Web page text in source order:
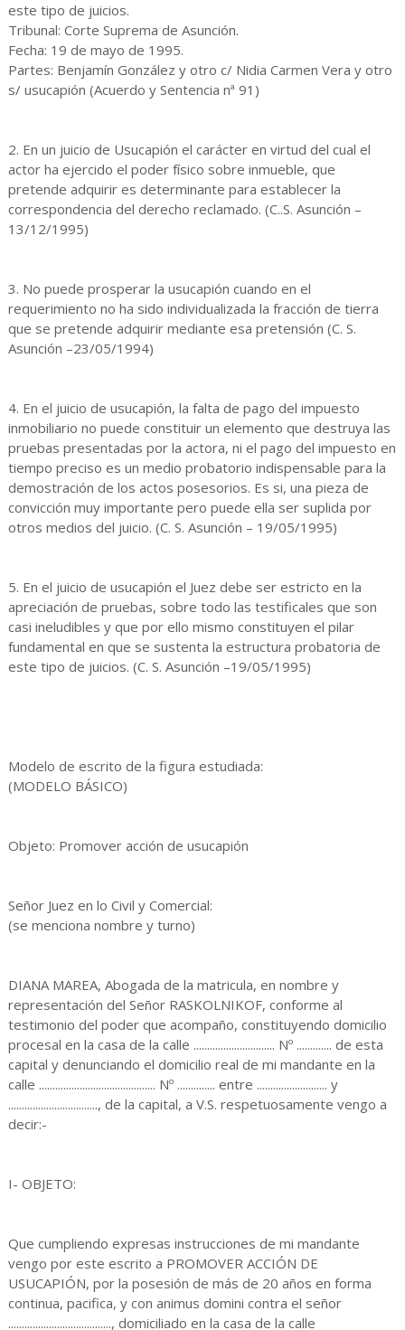
este tipo de juicios.
Tribunal: Corte Suprema de Asunción.
Fecha: 19 de mayo de 1995.
Partes: Benjamín González y otro c/ Nidia Carmen Vera y otro
s/ usucapión (Acuerdo y Sentencia nª 91)
2. En un juicio de Usucapión el carácter en virtud del cual el
actor ha ejercido el poder físico sobre inmueble, que
pretende adquirir es determinante para establecer la
correspondencia del derecho reclamado. (C..S. Asunción –
13/12/1995)
3. No puede prosperar la usucapión cuando en el
requerimiento no ha sido individualizada la fracción de tierra
que se pretende adquirir mediante esa pretensión (C. S.
Asunción –23/05/1994)
4. En el juicio de usucapión, la falta de pago del impuesto
inmobiliario no puede constituir un elemento que destruya las
pruebas presentadas por la actora, ni el pago del impuesto en
tiempo preciso es un medio probatorio indispensable para la
demostración de los actos posesorios. Es si, una pieza de
convicción muy importante pero puede ella ser suplida por
otros medios del juicio. (C. S. Asunción – 19/05/1995)
5. En el juicio de usucapión el Juez debe ser estricto en la
apreciación de pruebas, sobre todo las testificales que son
casi ineludibles y que por ello mismo constituyen el pilar
fundamental en que se sustenta la estructura probatoria de
este tipo de juicios. (C. S. Asunción –19/05/1995)
Modelo de escrito de la figura estudiada:
(MODELO BÁSICO)
Objeto: Promover acción de usucapión
Señor Juez en lo Civil y Comercial:
(se menciona nombre y turno)
DIANA MAREA, Abogada de la matricula, en nombre y
representación del Señor RASKOLNIKOF, conforme al
testimonio del poder que acompaño, constituyendo domicilio
procesal en la casa de la calle .............................. Nº ............. de esta
capital y denunciando el domicilio real de mi mandante en la
calle ........................................... Nº .............. entre .......................... y
................................., de la capital, a V.S. respetuosamente vengo a
decir:-
I- OBJETO:
Que cumpliendo expresas instrucciones de mi mandante
vengo por este escrito a PROMOVER ACCIÓN DE
USUCAPIÓN, por la posesión de más de 20 años en forma
continua, pacifica, y con animus domini contra el señor
......................................, domiciliado en la casa de la calle